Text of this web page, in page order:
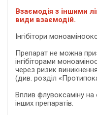
Взаємодія з іншими
види взаємодій.
Інгібітори
Препарат не можна
інгібіторами
через ризик
(див. розділ
Вплив флувоксаміну
інших препаратів.